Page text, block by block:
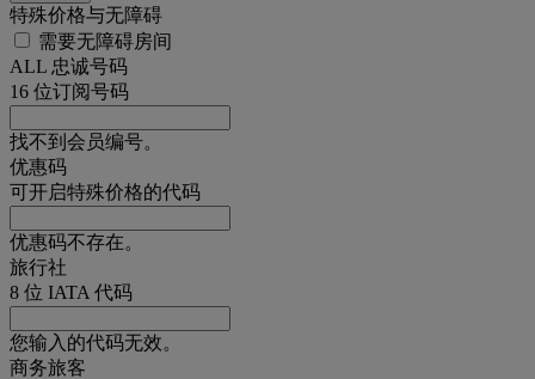
特殊价格与无障碍
需要无障碍房间
ALL 忠诚号码
16 位订阅号码
找不到会员编号。
优惠码
可开启特殊价格的代码
优惠码不存在。
旅行社
8 位 IATA 代码
您输入的代码无效。
商务旅客